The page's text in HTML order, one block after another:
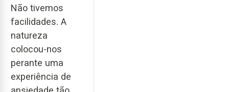
Não tivemos
facilidades. A
natureza
colocou-nos
perante uma
experiência de